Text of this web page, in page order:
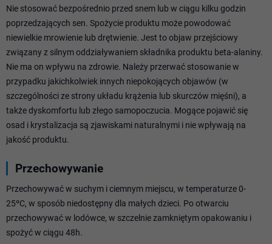
Nie stosować bezpośrednio przed snem lub w ciągu kilku godzin
poprzedzających sen. Spożycie produktu może powodować
niewielkie mrowienie lub drętwienie. Jest to objaw przejściowy
związany z silnym oddziaływaniem składnika produktu beta-alaniny.
Nie ma on wpływu na zdrowie. Należy przerwać stosowanie w
przypadku jakichkolwiek innych niepokojących objawów (w
szczególności ze strony układu krążenia lub skurczów mięśni), a
także dyskomfortu lub złego samopoczucia. Mogące pojawić się
osad i krystalizacja są zjawiskami naturalnymi i nie wpływają na
jakość produktu.
Przechowywanie
Przechowywać w suchym i ciemnym miejscu, w temperaturze 0-
25ºC, w sposób niedostępny dla małych dzieci. Po otwarciu
przechowywać w lodówce, w szczelnie zamkniętym opakowaniu i
spożyć w ciągu 48h.